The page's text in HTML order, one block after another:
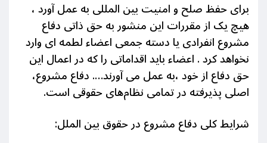
برای حفظ صلح و امنیت بین المللی به عمل آورد ،
هیچ یک از مقررات این منشور به حق ذاتی دفاع
مشروع انفرادی یا دسته جمعی اعضاء لطمه ای وارد
نخواهد کرد . اعضاء باید اقداماتی را که در اعمال این
حق دفاع از خود ،به عمل می آورند…. دفاع مشروع،
اصلی پذیرفته در تمامی نظام‌های حقوقی است.
شرایط کلی دفاع مشروع در حقوق بین الملل: